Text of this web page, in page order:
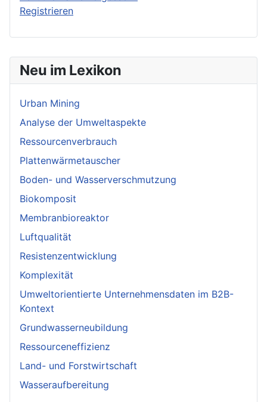
Neu im Lexikon
Urban Mining
Analyse der Umweltaspekte
Ressourcenverbrauch
Plattenwärmetauscher
Boden- und Wasserverschmutzung
Biokomposit
Membranbioreaktor
Luftqualität
Resistenzentwicklung
Komplexität
Umweltorientierte Unternehmensdaten im B2B-
Kontext
Grundwasserneubildung
Ressourceneffizienz
Land- und Forstwirtschaft
Wasseraufbereitung
Registrieren